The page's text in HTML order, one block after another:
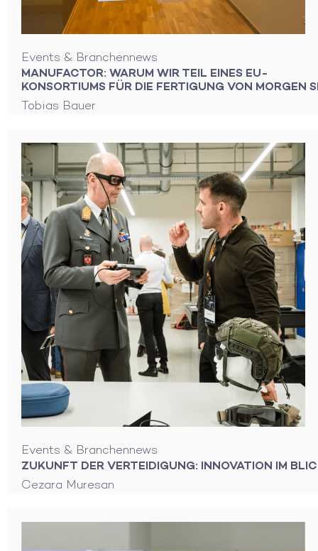
Events & Branchennews
MANUFACTOR: WARUM WIR TEIL EINES EU-
KONSORTIUMS FÜR DIE FERTIGUNG VON MORGEN
Tobias Bauer
Events & Branchennews
ZUKUNFT DER VERTEIDIGUNG: INNOVATION IM
Cezara Muresan